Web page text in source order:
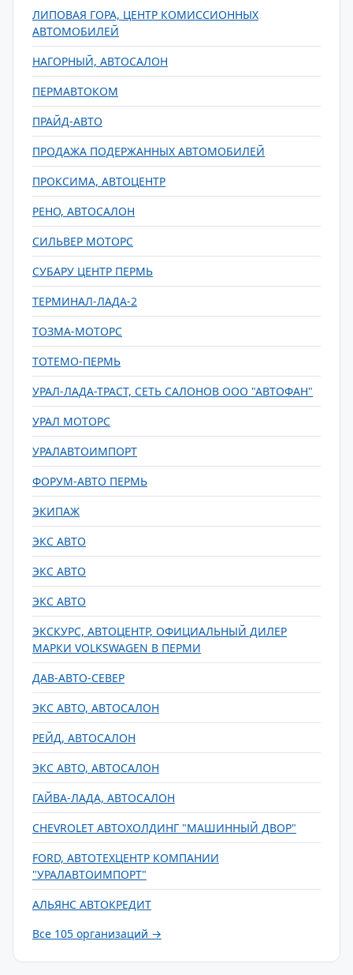
ЛИПОВАЯ ГОРА, ЦЕНТР КОМИССИОННЫХ
АВТОМОБИЛЕЙ
НАГОРНЫЙ, АВТОСАЛОН
ПЕРМАВТОКОМ
ПРАЙД-АВТО
ПРОДАЖА ПОДЕРЖАННЫХ АВТОМОБИЛЕЙ
ПРОКСИМА, АВТОЦЕНТР
РЕНО, АВТОСАЛОН
СИЛЬВЕР МОТОРС
СУБАРУ ЦЕНТР ПЕРМЬ
ТЕРМИНАЛ-ЛАДА-2
ТОЗМА-МОТОРС
ТОТЕМО-ПЕРМЬ
УРАЛ-ЛАДА-ТРАСТ, СЕТЬ САЛОНОВ ООО "АВТОФАН"
УРАЛ МОТОРС
УРАЛАВТОИМПОРТ
ФОРУМ-АВТО ПЕРМЬ
ЭКИПАЖ
ЭКС АВТО
ЭКС АВТО
ЭКС АВТО
ЭКСКУРС, АВТОЦЕНТР, ОФИЦИАЛЬНЫЙ ДИЛЕР
МАРКИ VOLKSWAGEN В ПЕРМИ
ДАВ-АВТО-СЕВЕР
ЭКС АВТО, АВТОСАЛОН
РЕЙД, АВТОСАЛОН
ЭКС АВТО, АВТОСАЛОН
ГАЙВА-ЛАДА, АВТОСАЛОН
CHEVROLET АВТОХОЛДИНГ "МАШИННЫЙ ДВОР"
FORD, АВТОТЕХЦЕНТР КОМПАНИИ
"УРАЛАВТОИМПОРТ"
АЛЬЯНС АВТОКРЕДИТ
Все 105 организаций →